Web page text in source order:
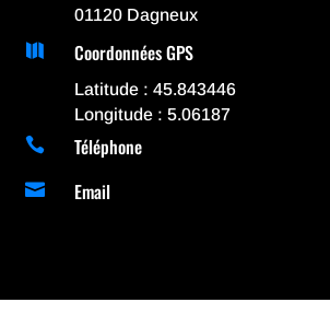
01120 Dagneux
 Coordonnées GPS
Latitude : 45.843446
Longitude : 5.06187
 Téléphone
 Email